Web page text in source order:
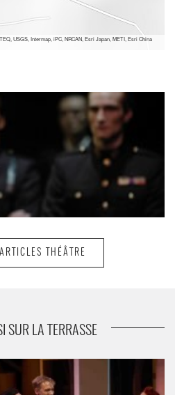
USGS, Intermap, iPC, NRCAN, Esri Japan, METI, Esri China
Le Cid
THÉÂTRE
SUR LA TERRASSE
sortie Théâtre Paris Theatre de